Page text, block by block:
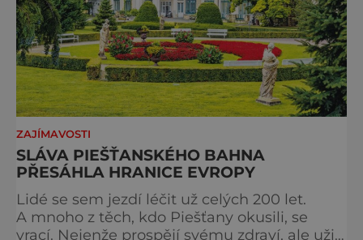
ZAJÍMAVOSTI
SLÁVA PIEŠŤANSKÉHO BAHNA
PŘESÁHLA HRANICE EVROPY
Lidé se sem jezdí léčit už celých 200 let.
A mnoho z těch, kdo Piešťany okusili, se
vrací. Nejenže prospějí svému zdraví, ale užijí